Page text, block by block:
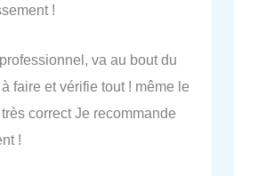
!
va au bout du
faire et vérifie tout ! même le
correct Je recommande
!